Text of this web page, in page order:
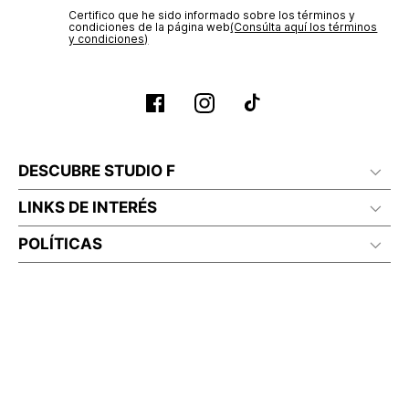
Certifico que he sido informado sobre los términos y
condiciones de la página web‎(Consúlta aquí los términos
y condiciones)
DESCUBRE STUDIO F
LINKS DE INTERÉS
POLÍTICAS